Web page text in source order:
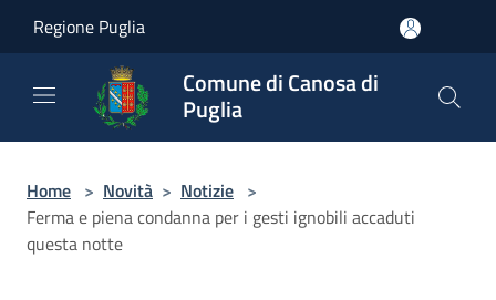
Regione Puglia
Comune di Canosa di
Puglia
Home > Novità > Notizie >
Ferma e piena condanna per i gesti ignobili accaduti
questa notte